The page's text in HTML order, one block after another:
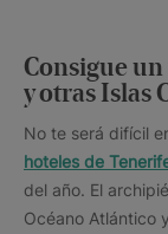
Consigue
y otras Islas
No te será difícil
hoteles de
del año. El
Océano Atlántico